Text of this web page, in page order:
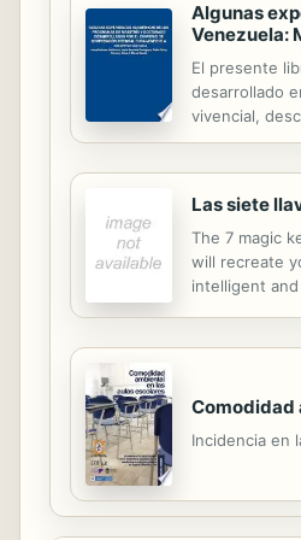
Algunas
Venezuela:
El presente
desarrollado
vivencial,
Las siete
The 7 magic
will recreate
intelligent
Comodidad
Incidencia en